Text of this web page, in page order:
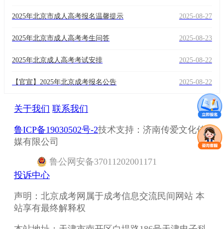
2025年北京市成人高考报名温馨提示 2025-08-27
2025年北京市成人高考考生问答 2025-08-23
2025年北京成人高考考试安排 2025-08-22
【官宣】2025年北京成考报名公告 2025-08-22
关于我们 联系我们
鲁ICP备19030502号-2技术支持：济南传爱文化传
媒有限公司
鲁公网安备37011202001171
投诉中心
声明：北京成考网属于成考信息交流民间网站 本
站享有最终解释权